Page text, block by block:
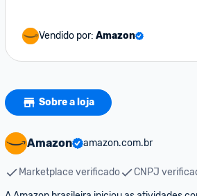
Vendido por: Amazon
Sobre a loja
Amazon amazon.com.br
Marketplace verificado CNPJ